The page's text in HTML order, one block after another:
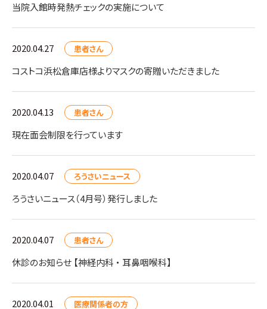
当院入館時発熱チェックの実施について
2020.04.27 患者さん
コストコ浜松倉庫店様よりマスクの寄贈いただきました
2020.04.13 患者さん
現在面会制限を行っています
2020.04.07 ろうさいニュース
ろうさいニュース（4月号）発行しました
2020.04.07 患者さん
休診のお知らせ 【神経内科 ・ 耳鼻咽喉科】
2020.04.01 医療関係者の方